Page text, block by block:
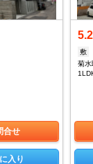
合せ
入り
5.2
敷
菊水